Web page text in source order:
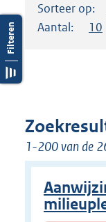
Sorteer op:
Aantal:
10
1-200 van de